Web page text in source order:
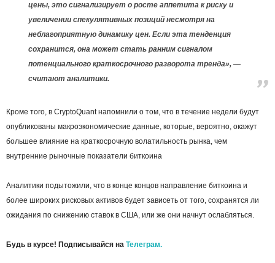
цены, это сигнализирует о росте аппетита к риску и
увеличении спекулятивных позиций несмотря на
неблагоприятную динамику цен. Если эта тенденция
сохранится, она может стать ранним сигналом
потенциального краткосрочного разворота тренда», —
считают аналитики.
Кроме того, в CryptoQuant напомнили о том, что в течение недели будут
опубликованы макроэкономические данные, которые, вероятно, окажут
большее влияние на краткосрочную волатильность рынка, чем
внутренние рыночные показатели биткоина
Аналитики подытожили, что в конце концов направление биткоина и
более широких рисковых активов будет зависеть от того, сохранятся ли
ожидания по снижению ставок в США, или же они начнут ослабляться.
Будь в курсе! Подписывайся на Телеграм.